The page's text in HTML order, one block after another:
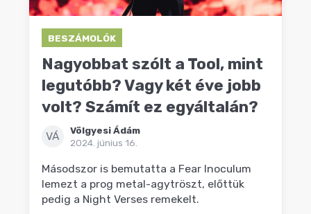
BESZÁMOLÓK
Nagyobbat szólt a Tool, mint
legutóbb? Vagy két éve jobb
volt? Számít ez egyáltalán?
VÁ
Völgyesi Ádám
2024. június 16.
Másodszor is bemutatta a Fear Inoculum
lemezt a prog metal-agytröszt, előttük
pedig a Night Verses remekelt.